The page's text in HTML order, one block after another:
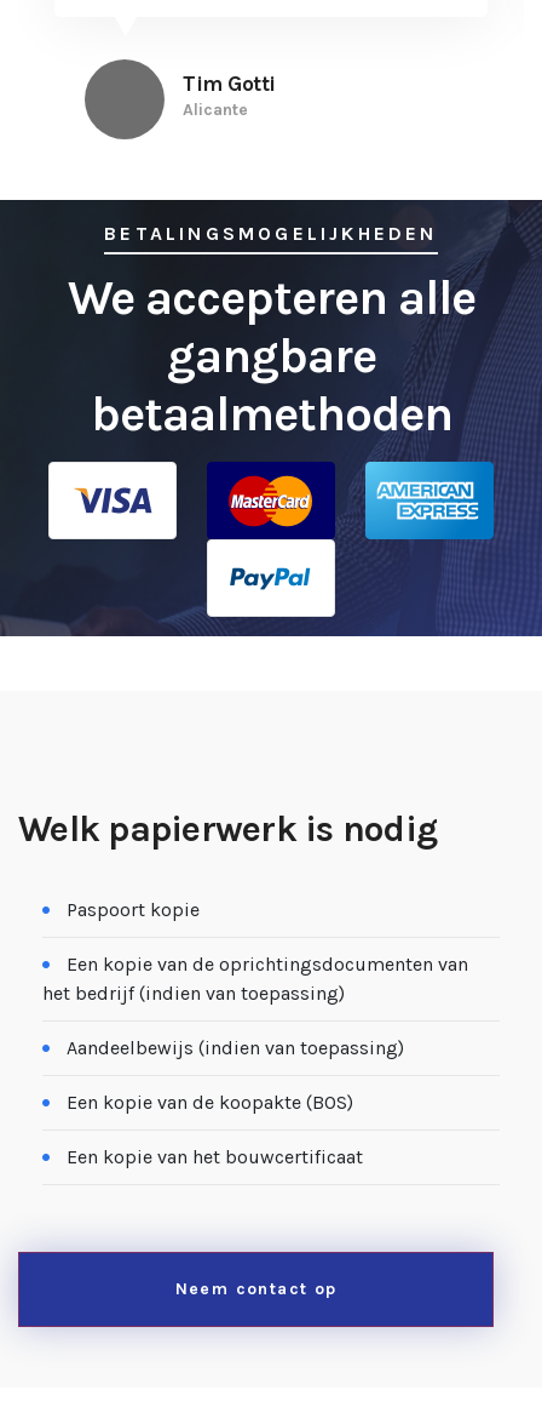
Tim Gotti
Alicante
BETALINGSMOGELIJKHEDEN
We accepteren alle
gangbare
betaalmethoden
Welk papierwerk is nodig
Paspoort kopie
Een kopie van de oprichtingsdocumenten van
het bedrijf (indien van toepassing)
Aandeelbewijs (indien van toepassing)
Een kopie van de koopakte (BOS)
Een kopie van het bouwcertificaat
Neem contact op